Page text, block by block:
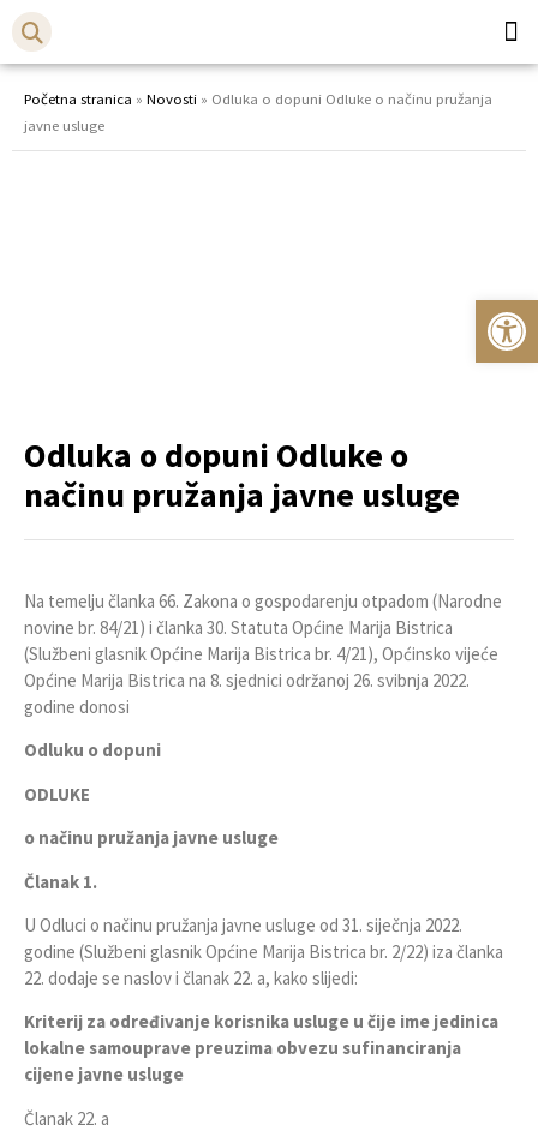
Početna stranica » Novosti » Odluka o dopuni Odluke o načinu pružanja
javne usluge
Odluka o dopuni Odluke o
načinu pružanja javne usluge
Na temelju članka 66. Zakona o gospodarenju otpadom (Narodne
novine br. 84/21) i članka 30. Statuta Općine Marija Bistrica
(Službeni glasnik Općine Marija Bistrica br. 4/21), Općinsko vijeće
Općine Marija Bistrica na 8. sjednici održanoj 26. svibnja 2022.
godine donosi
Odluku o dopuni
ODLUKE
o načinu pružanja javne usluge
Članak 1.
U Odluci o načinu pružanja javne usluge od 31. siječnja 2022.
godine (Službeni glasnik Općine Marija Bistrica br. 2/22) iza članka
22. dodaje se naslov i članak 22. a, kako slijedi:
Kriterij za određivanje korisnika usluge u čije ime jedinica
lokalne samouprave preuzima obvezu sufinanciranja
cijene javne usluge
Članak 22. a